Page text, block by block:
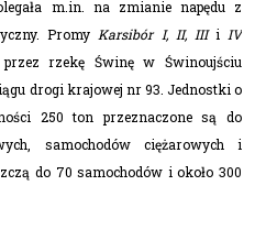
m.in. na zmianie napędu z
Promy Karsibór I, II, IIIi IV
przez rzekę Świnę w Świnoujściu
drogi krajowej nr 93. Jednostki o
250 ton przeznaczone są do
samochodów ciężarowych i
do 70 samochodów i około 300